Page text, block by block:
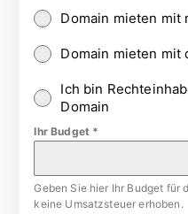
Domain mieten mit
Domain mieten mit
Ich bin
Domain
Ihr Budget *
Geben Sie hier Ihr Budget für
keine Umsatzsteuer erhoben.